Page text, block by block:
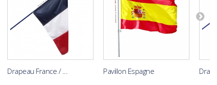
Drapeau France / ... Pavillon Espagne